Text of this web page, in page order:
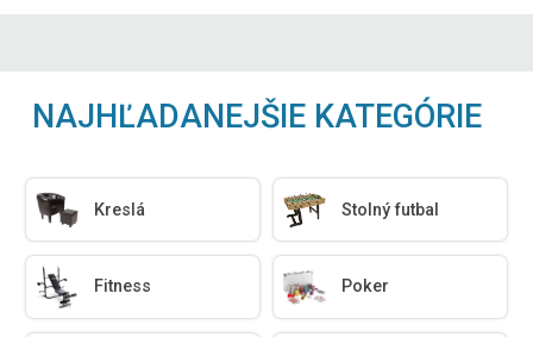
NAJHĽADANEJŠIE KATEGÓRIE
Kreslá Stolný futbal
Fitness Poker